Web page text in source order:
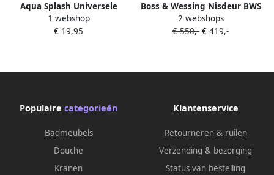
Aqua Splash Universele
Waterkering Type 3
Horizontaal 5 mm
1 webshop
€ 19,95
Boss & Wessing Nisdeur BWS
P&L Design Klapdeur 2-delig
80x200cm 8mm NANO
2 webshops
€ 550,- € 419,-
Populaire categorieën
Badmeubels
Douche
Kranen
Klantenservice
Retourneren & ruilen
Verzending & bezorging
Status van bestelling